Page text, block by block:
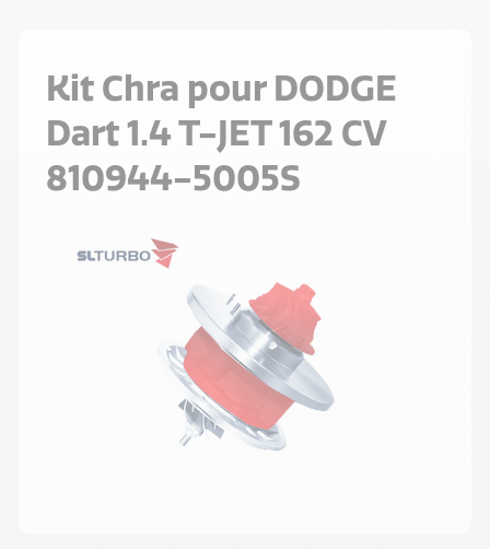
Kit Chra pour DODGE
Dart 1.4 T-JET 162 CV
810944-5005S